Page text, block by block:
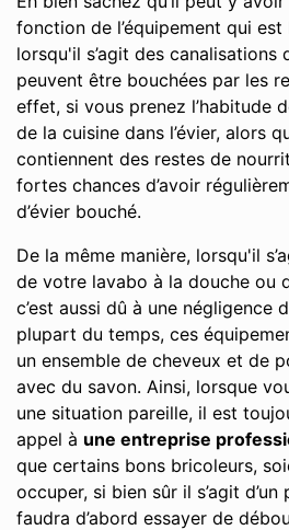
fonction de l’équipement qui
lorsqu'il s’agit des canalisations
peuvent être bouchées par les
effet, si vous prenez l’habitude
de la cuisine dans l’évier, alors
contiennent des restes de
fortes chances d’avoir
d’évier bouché.
De la même manière, lorsqu'il
de votre lavabo à la douche ou
c’est aussi dû à une négligence
plupart du temps, ces
un ensemble de cheveux et de
avec du savon. Ainsi, lorsque
une situation pareille, il est
appel à une entreprise
que certains bons bricoleurs,
occuper, si bien sûr il s’agit
faudra d’abord essayer de